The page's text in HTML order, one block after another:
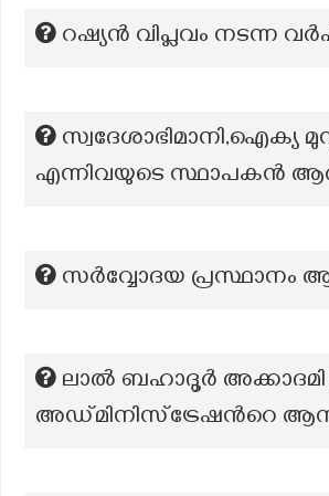
റഷ്യൻ വിപ്ലവം നടന്ന
സ്വദേശാഭിമാനി,ഐക്യ
എന്നിവയുടെ സ്ഥാപകൻ
സര്‍വ്വോദയ പ്രസ്ഥാനം
ലാൽ ബഹാദൂർ
അഡ്മിനിസ്ട്രേഷൻറെ